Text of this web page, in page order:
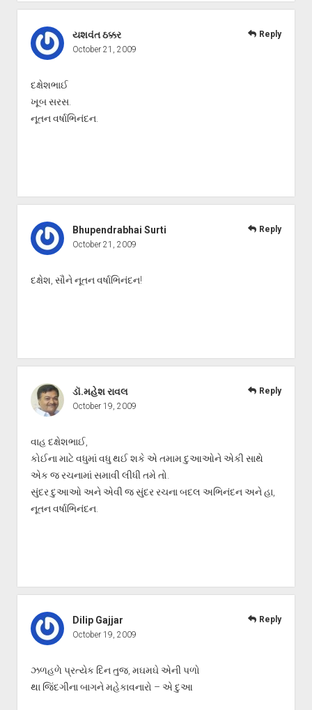
યશવંત ઠક્કર
October 21, 2009
દક્ષેશભાઈ
ખૂબ સરસ.
નૂતન વર્ષાભિનંદન.
Reply
Bhupendrabhai Surti
October 21, 2009
દક્ષેશ, સૌને નૂતન વર્ષાભિનંદન!
Reply
ડૉ.મહેશ રાવલ
October 19, 2009
વાહ દક્ષેશભાઈ,
કોઈના માટે વધુમાં વધુ થઈ શકે એ તમામ દુઆઓને એકી સાથે
એક જ રચનામાં સમાવી લીધી તમે તો.
સુંદર દુઆઓ અને એવી જ સુંદર રચના બદલ અભિનંદન અને હા,
નૂતન વર્ષાભિનંદન.
Reply
Dilip Gajjar
October 19, 2009
ઝળહળે પ્રત્યેક દિન તુજ, મઘમઘે એની પળો
થા જિંદગીના બાગને મહેકાવનારો – એ દુઆ
Reply